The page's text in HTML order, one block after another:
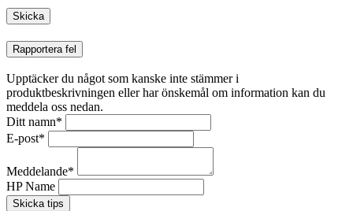
Rapportera fel
Upptäcker du något som kanske inte stämmer i
produktbeskrivningen eller har önskemål om information kan du
meddela oss nedan.
Ditt namn*
E-post*
Meddelande*
HP Name
Skicka tips